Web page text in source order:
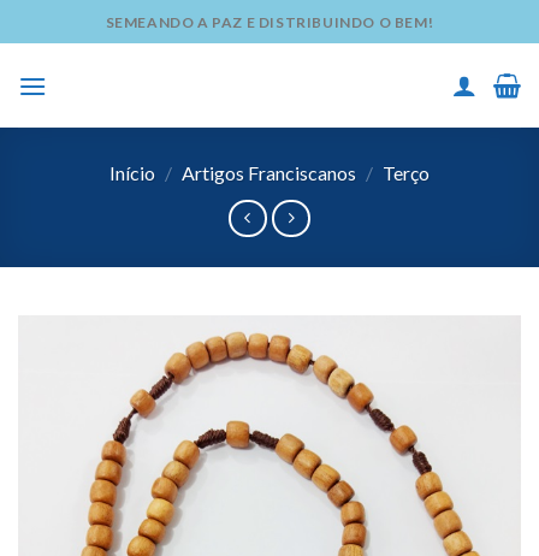
to
content
SEMEANDO A PAZ E DISTRIBUINDO O BEM!
Início / Artigos Franciscanos / Terço